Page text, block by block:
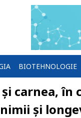
BIOTEHNOLOGIE
și carnea,
și